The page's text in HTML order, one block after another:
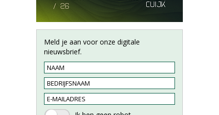
Meld je aan voor onze digitale
nieuwsbrief.